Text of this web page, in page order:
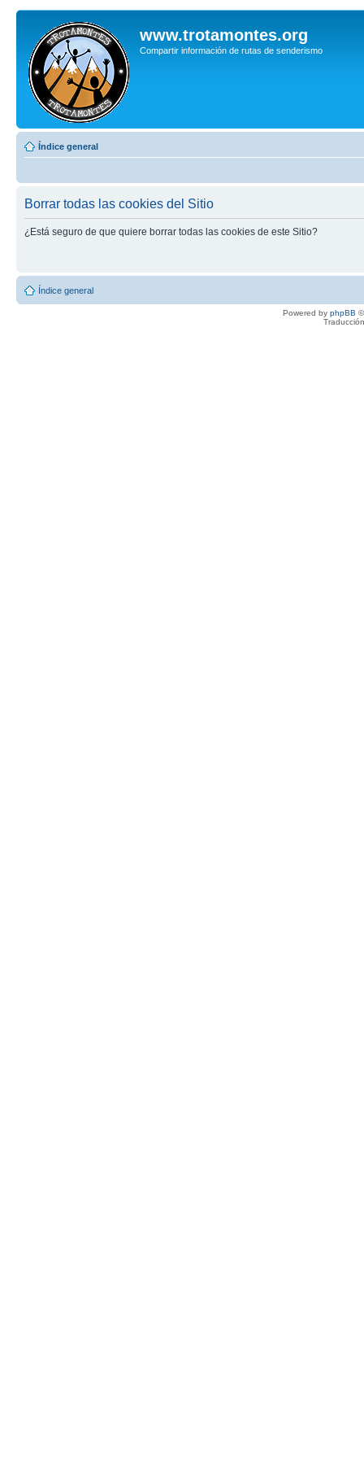
www.trotamontes.org
Compartir información de rutas de senderismo
Índice general
Borrar todas las cookies del Sitio
¿Está seguro de que quiere borrar todas las cookies de este Sitio?
Índice general
Powered by phpBB